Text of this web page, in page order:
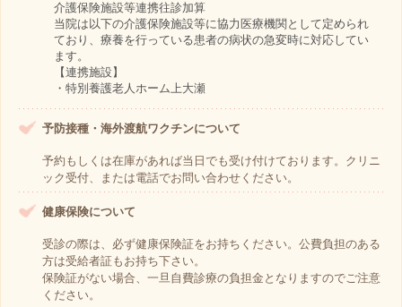
介護保険施設等連携往診加算
当院は以下の介護保険施設等に協力医療機関として定められ
ており、療養を行っている患者の病状の急変時に対応してい
ます。
【連携施設】
・特別養護老人ホーム上大瀬
予防接種・海外渡航ワクチンについて
予約もしくは在庫があれば当日でも受け付けております。クリニ
ック受付、または電話でお問い合わせください。
健康保険について
受診の際は、必ず健康保険証をお持ちください。公費負担のある
方は受給者証もお持ち下さい。
保険証がない場合、一旦自費診療の負担金となりますのでご注意
ください。